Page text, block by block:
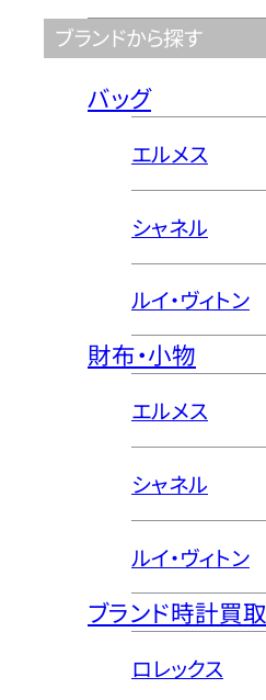
ブランドから探す
バッグ
エルメス
シャネル
ルイ・ヴィトン
財布・小物
エルメス
シャネル
ルイ・ヴィトン
ブランド時計買取
ロレックス